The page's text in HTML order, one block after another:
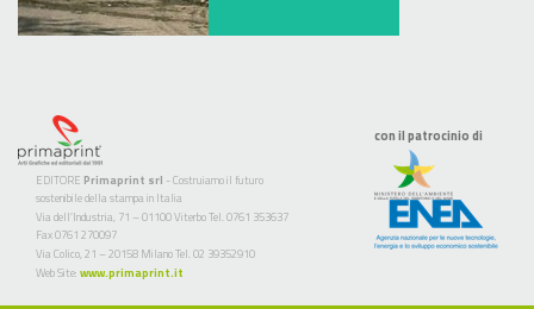
EDITORE Primaprint srl - Costruiamo il futuro
sostenibile della stampa in Italia
Via dell’Industria, 71 – 01100 Viterbo Tel. 0761 353637
Fax 0761 270097
Via Colico, 21 – 20158 Milano Tel. 02 39352910
Web Site: www.primaprint.it
con il patrocinio di